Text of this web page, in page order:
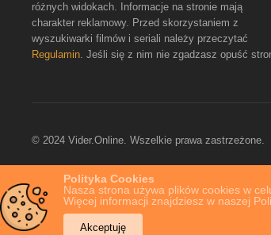
Polityka Cookies
Nasza strona używa plików cookies w
Więcej informacji znajdziesz w naszej
Akceptuję
różnych widokach. Informacje na stronie mają
charakter reklamowy. Przed skorzystaniem z
wyszukiwarki filmów i seriali należy przeczytać
Regulamin. Jeśli się z nim nie zgadzasz opuść
© 2024 Vider.Online. Wszelkie prawa zastrzeżone.